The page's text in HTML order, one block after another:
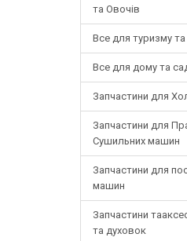
та Овочів
Все для туризму та
Все для дому та
Запчастини для
Запчастини для
Сушильних машин
Запчастини для
машин
Запчастини
та духовок